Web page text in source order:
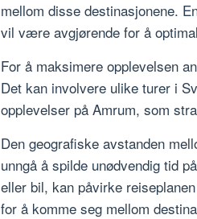
mellom disse destinasjonene.
vil være avgjørende for å
For å maksimere opplevelsen
Det kan involvere ulike turer i
opplevelser på Amrum, som
Den geografiske avstanden
unngå å spilde unødvendig tid
eller bil, kan påvirke
for å komme seg mellom